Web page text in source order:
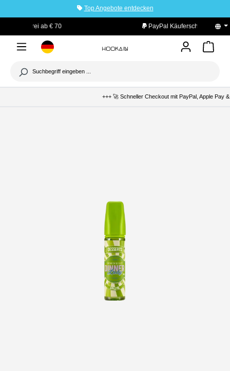
Top Angebote entdecken
PayPal Käuferschutz
+++ 🚀 Schneller Checkout mit PayPal, Apple Pay